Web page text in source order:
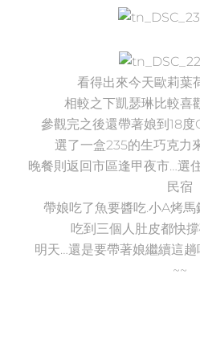
看得出來今天歐莉葉
相較之下凱瑟琳比較喜
參觀完之後還帶著娘到18
選了一盒235的生巧克力
晚餐則返回市區逢甲夜市…選
民宿
帶娘吃了魚要醬吃.小A烤
吃到三個人肚皮都快
明天…還是要帶著娘繼續這
~~